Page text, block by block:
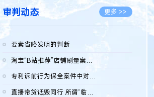
审判动态 更多 >>
要素省略发明的判断
淘宝“B站推荐”店铺刷量案维持原判，两被告连带赔偿150万元
专利诉前行为保全案件中对仿制药申请人曾作出三类声明的考量及违...
直播带货诋毁同行 所谓“临场发挥”不免责